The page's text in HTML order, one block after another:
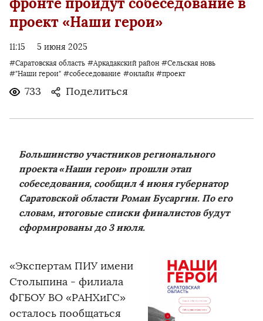
проект «Наши герои»
11:15 5 июня 2025
#Саратовская область #Аркадакский район #Сельская новь
#"Наши герои" #собеседование #онлайн #проект
733 Поделиться
Большинство участников регионального
проекта «Наши герои» прошли этап
собеседования, сообщил 4 июня губернатор
Саратовской области Роман Бусаргин. По его
словам, итоговые списки финалистов будут
сформированы до 3 июля.
«Экспертам ПИУ имени
Столыпина - филиала
ФГБОУ ВО «РАНХиГС»
осталось пообщаться